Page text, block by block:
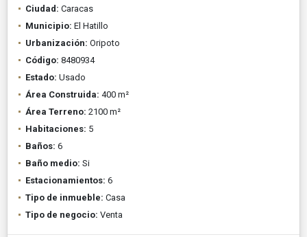
Ciudad: Caracas
Municipio: El Hatillo
Urbanización: Oripoto
Código: 8480934
Estado: Usado
Área Construida: 400 m²
Área Terreno: 2100 m²
Habitaciones: 5
Baños: 6
Baño medio: Si
Estacionamientos: 6
Tipo de inmueble: Casa
Tipo de negocio: Venta